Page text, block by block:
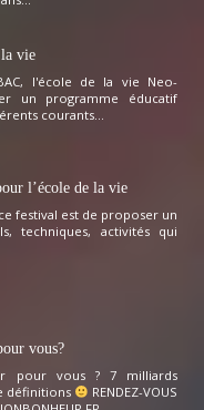
vie
l'école de la vie Neo-
un programme éducatif
courants...
l’école de la vie
festival est de proposer un
techniques, activités qui
vous?
pour vous ? 7 milliards
définitions
RENDEZ-VOUS